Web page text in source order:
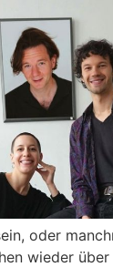
oder
wieder